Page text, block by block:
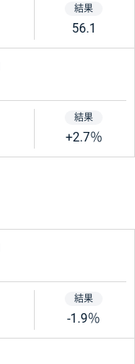
56.1
+2.7％
-1.9％